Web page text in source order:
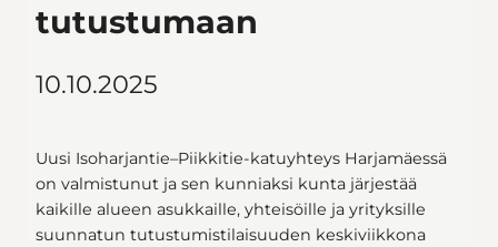
tutustumaan
10.10.2025
Uusi Isoharjantie–Piikkitie-katuyhteys Harjamäessä
on valmistunut ja sen kunniaksi kunta järjestää
kaikille alueen asukkaille, yhteisöille ja yrityksille
suunnatun tutustumistilaisuuden keskiviikkona